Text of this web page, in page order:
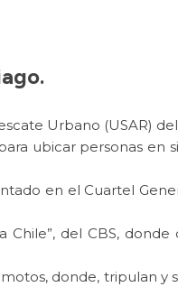
Urbano (USAR)
ubicar personas en
en el Cuartel
del CBS,
donde, tripulan y